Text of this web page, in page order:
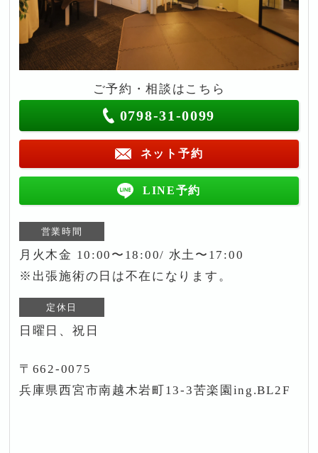
ご予約・相談はこちら
0798-31-0099
ネット予約
LINE予約
営業時間
月火木金 10:00〜18:00/ 水土〜17:00
※出張施術の日は不在になります。
定休日
日曜日、祝日
〒662-0075
兵庫県西宮市南越木岩町13-3苦楽園ing.BL2F